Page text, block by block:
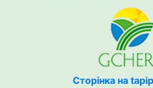
Сторінка на